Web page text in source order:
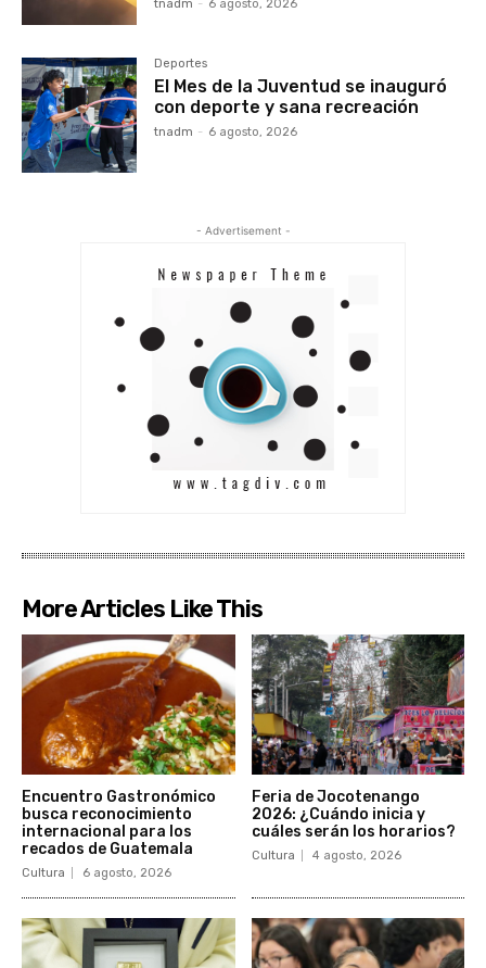
tnadm - 6 agosto, 2026
Deportes
El Mes de la Juventud se inauguró
con deporte y sana recreación
tnadm - 6 agosto, 2026
- Advertisement -
More Articles Like This
Encuentro Gastronómico
busca reconocimiento
internacional para los
recados de Guatemala
Cultura 6 agosto, 2026
Feria de Jocotenango
2026: ¿Cuándo inicia y
cuáles serán los horarios?
Cultura 4 agosto, 2026